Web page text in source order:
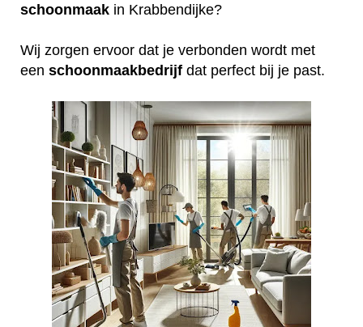
schoonmaak in Krabbendijke?
Wij zorgen ervoor dat je verbonden wordt met
een schoonmaakbedrijf dat perfect bij je past.